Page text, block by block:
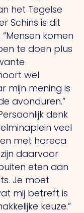
het Tegelse
Schins is dit
komen
te doen plus
wel
mijn mening is
avonduren.”
denk
veel
met horeca
daarvoor
eten aan
Je moet
mij betreft is
keuze.”